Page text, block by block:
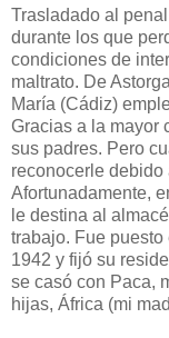
Trasladado al
durante los que
condiciones de
maltrato. De
María (Cádiz)
Gracias a la mayor
sus padres. Pero
reconocerle debido
Afortunadamente,
le destina al
trabajo. Fue
1942 y fijó su
se casó con Paca,
hijas, África (mi